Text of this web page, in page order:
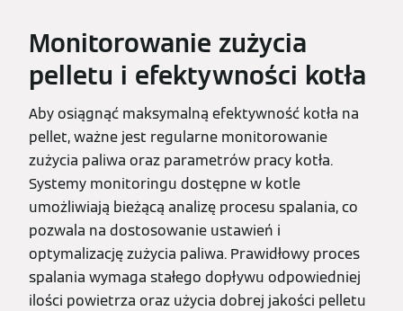
Monitorowanie zużycia
pelletu i efektywności kotła
Aby osiągnąć maksymalną efektywność kotła na
pellet, ważne jest regularne monitorowanie
zużycia paliwa oraz parametrów pracy kotła.
Systemy monitoringu dostępne w kotle
umożliwiają bieżącą analizę procesu spalania, co
pozwala na dostosowanie ustawień i
optymalizację zużycia paliwa. Prawidłowy proces
spalania wymaga stałego dopływu odpowiedniej
ilości powietrza oraz użycia dobrej jakości pelletu